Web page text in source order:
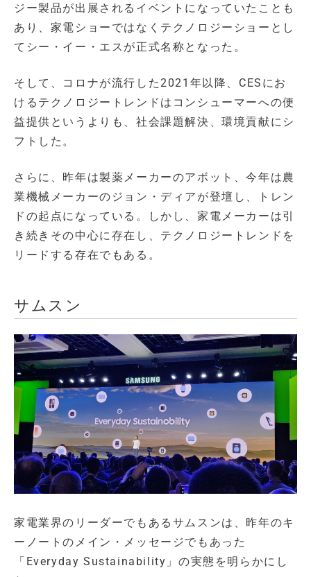
ジー製品が出展されるイベントになっていたことも
あり、家電ショーではなくテクノロジーショーとし
てシー・イー・エスが正式名称となった。
そして、コロナが流行した2021年以降、CESにお
けるテクノロジートレンドはコンシューマーへの便
益提供というよりも、社会課題解決、環境貢献にシ
フトした。
さらに、昨年は製薬メーカーのアボット、今年は農
業機械メーカーのジョン・ディアが登壇し、トレン
ドの起点になっている。しかし、家電メーカーは引
き続きその中心に存在し、テクノロジートレンドを
リードする存在でもある。
サムスン
家電業界のリーダーでもあるサムスンは、昨年のキ
ーノートのメイン・メッセージでもあった
「Everyday Sustainability」の実態を明らかにし